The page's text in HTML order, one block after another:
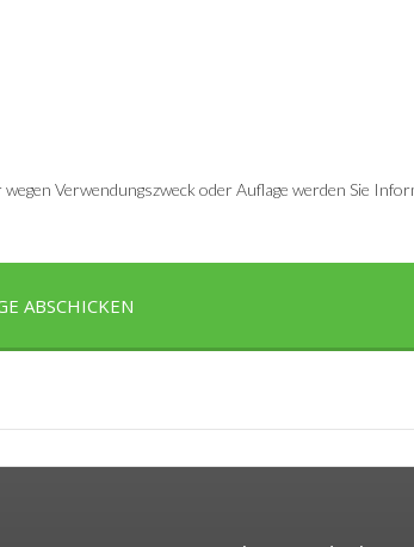
Verwendungszweck oder Auflage werden Sie
ABSCHICKEN